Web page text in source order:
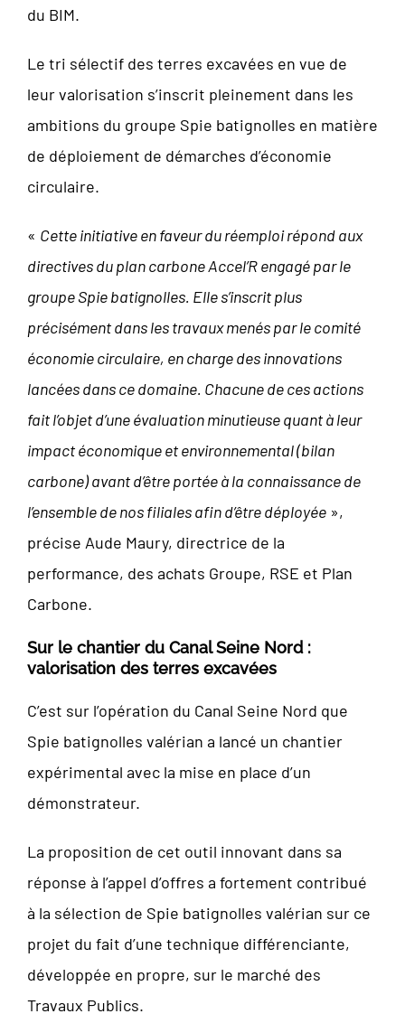
du BIM.
Le tri sélectif des terres excavées en vue de
leur valorisation s’inscrit pleinement dans les
ambitions du groupe Spie batignolles en matière
de déploiement de démarches d’économie
circulaire.
« Cette initiative en faveur du réemploi répond aux
directives du plan carbone Accel’R engagé par le
groupe Spie batignolles. Elle s’inscrit plus
précisément dans les travaux menés par le comité
économie circulaire, en charge des innovations
lancées dans ce domaine. Chacune de ces actions
fait l’objet d’une évaluation minutieuse quant à leur
impact économique et environnemental (bilan
carbone) avant d’être portée à la connaissance de
l’ensemble de nos filiales afin d’être déployée»,
précise Aude Maury, directrice de la
performance, des achats Groupe, RSE et Plan
Carbone.
Sur le chantier du Canal Seine Nord :
valorisation des terres excavées
C’est sur l’opération du Canal Seine Nord que
Spie batignolles valérian a lancé un chantier
expérimental avec la mise en place d’un
démonstrateur.
La proposition de cet outil innovant dans sa
réponse à l’appel d’offres a fortement contribué
à la sélection de Spie batignolles valérian sur ce
projet du fait d’une technique différenciante,
développée en propre, sur le marché des
Travaux Publics.